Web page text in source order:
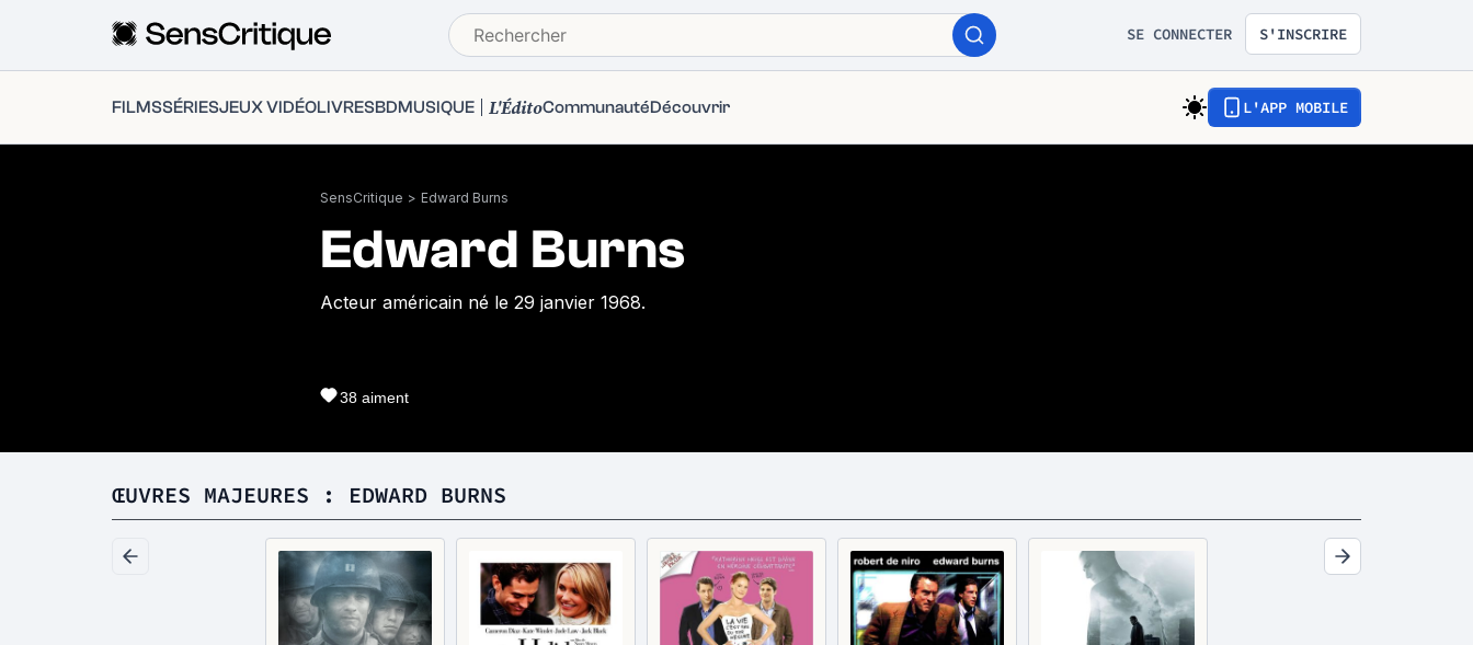
SE CONNECTER S'INSCRIRE
FILMSSÉRIESJEUX VIDÉOLIVRESBDMUSIQUE L'ÉditoCommunautéDécouvrir L'APP MOBILE
SensCritique > Edward Burns
Edward Burns
Acteur américain né le 29 janvier 1968.
38 aiment
ŒUVRES MAJEURES : EDWARD BURNS